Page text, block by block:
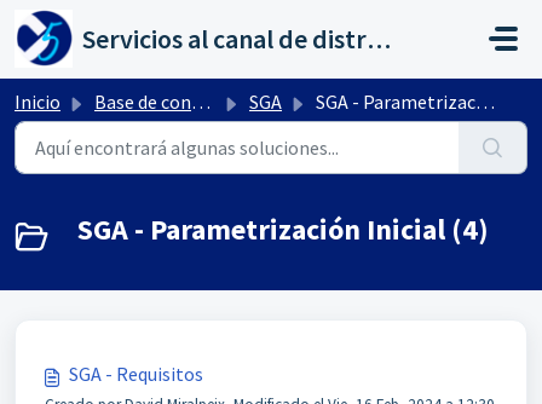
Saltar al contenido principal
Servicios al canal de distribución de AHORA
Inicio Base de conocimientos SGA SGA - Parametrización Inicial
SGA - Parametrización Inicial (4)
SGA - Requisitos